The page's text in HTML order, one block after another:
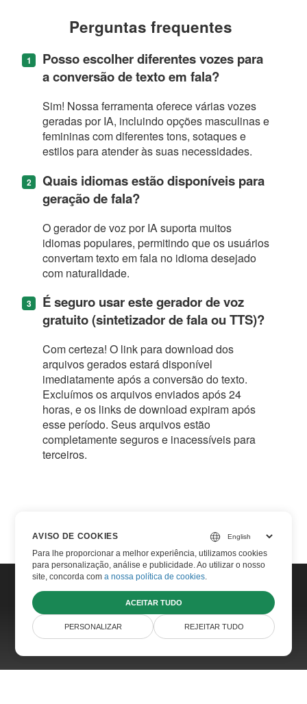
Perguntas frequentes
Posso escolher diferentes vozes para
a conversão de texto em fala?
Sim! Nossa ferramenta oferece várias vozes
geradas por IA, incluindo opções masculinas e
femininas com diferentes tons, sotaques e
estilos para atender às suas necessidades.
Quais idiomas estão disponíveis para
geração de fala?
O gerador de voz por IA suporta muitos
idiomas populares, permitindo que os usuários
convertam texto em fala no idioma desejado
com naturalidade.
É seguro usar este gerador de voz
gratuito (sintetizador de fala ou TTS)?
Com certeza! O link para download dos
arquivos gerados estará disponível
imediatamente após a conversão do texto.
Excluímos os arquivos enviados após 24
horas, e os links de download expiram após
esse período. Seus arquivos estão
completamente seguros e inacessíveis para
terceiros.
Home
Contact
AVISO DE COOKIES
Para lhe proporcionar a melhor experiência, utilizamos cookies
para personalização, análise e publicidade. Ao utilizar o nosso
site, concorda coma nossa política de cookies.
ACEITAR TUDO
PERSONALIZAR REJEITAR TUDO